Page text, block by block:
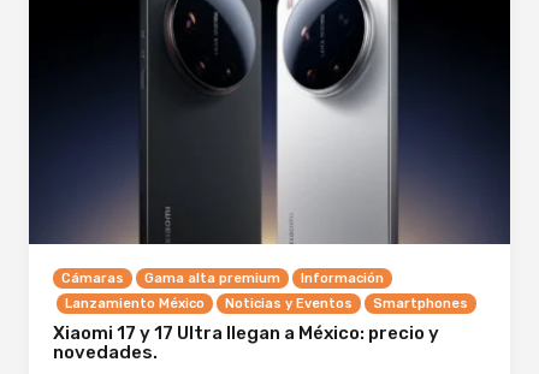
Cámaras Gama alta premium
Información
Lanzamiento México
Noticias y Eventos Smartphones
Xiaomi 17 y 17 Ultra llegan a México: precio y
novedades.